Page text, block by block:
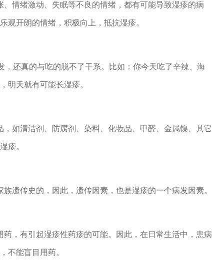
情绪激动、失眠等不良的情绪，都有可能导致湿疹的病
观开朗的情绪，积极向上，抵抗湿疹。
还真的与吃的脱不了干系。比如：你今天吃了辛辣、海
明天就有可能长湿疹。
如清洁剂、防腐剂、染料、化妆品、甲醛、金属镍、其它
疹。
遗传史的，因此，遗传因素，也是湿疹的一个病发因素。
，有引起湿疹性药疹的可能。因此，在日常生活中，患病
不能盲目用药。